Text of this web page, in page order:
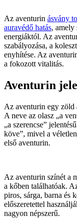
Az aventurin ásvány
auravédő hatás, amely
energiáktól. Az
szabályozása, a
enyhítése. Az
a fokozott vitalitás.
Aventurin
Az aventurin egy zöld
A neve az olasz „a
„a szerencse”
köve”, mivel a
első aventurin.
Az aventurin színét a
a kőben találhatóak.
piros, sárga, barna és
előszeretettel
nagyon népszerű.